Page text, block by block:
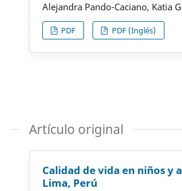
Alejandra Pando-Caciano, Katia
PDF PDF (Inglés)
Artículo original
Calidad de vida en niños
Lima, Perú